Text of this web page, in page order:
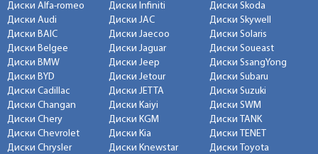
Диски Alfa-romeo
Диски Audi
Диски BAIC
Диски Belgee
Диски BMW
Диски BYD
Диски Cadillac
Диски Changan
Диски Chery
Диски Chevrolet
Диски Chrysler
Диски Infiniti
Диски JAC
Диски Jaecoo
Диски Jaguar
Диски Jeep
Диски Jetour
Диски JETTA
Диски Kaiyi
Диски KGM
Диски Kia
Диски Knewstar
Диски Skoda
Диски Skywell
Диски Solaris
Диски Soueast
Диски SsangYong
Диски Subaru
Диски Suzuki
Диски SWM
Диски TANK
Диски TENET
Диски Toyota